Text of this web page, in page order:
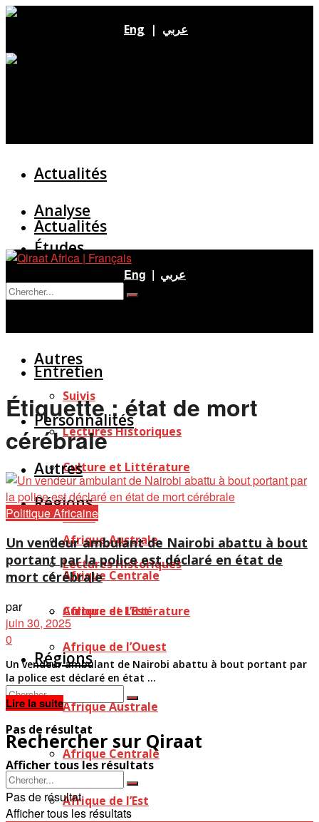
Eng | عربي
Actualités
Analyse
Études
Entretien
Autres
Suivis
Lectures Historiques
Culture et Littérature
Régions
Afrique Australe
Afrique Centrale
Afrique de l’Est
Afrique de l’Ouest
Pas de résultat
Afficher tous les résultats
Actualités
Entretien
Personnalités
Autres
Suivis
Lectures Historiques
Culture et Littérature
Régions
Afrique Australe
Afrique Centrale
Afrique de l’Est
Eng | عربي
Étiquette :état de mort
cérébrale
Politique Africaine
Un vendeur ambulant de Nairobi abattu à bout
portant par la police est déclaré en état de
mort cérébrale
par
juin 30, 2025
0
Un vendeur ambulant de Nairobi abattu à bout portant par
la police est déclaré en état ...
Lire la suiteDetails
Rechercher sur Qiraat
Pas de résultat
Afficher tous les résultats